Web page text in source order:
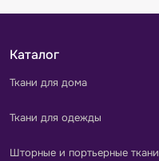
Каталог
Ткани для дома
Ткани для одежды
Шторные и портьерные ткани